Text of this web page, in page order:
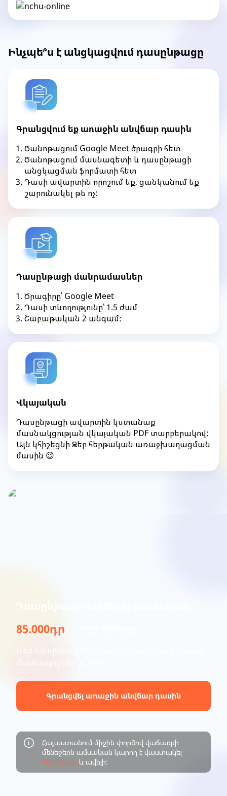
Ինչպե՞ս է անցկացվում դասընթացը
Գրանցվում եք առաջին անվճար դասին
Ծանոթացում Google Meet ծրագրի հետ
Ծանոթացում մասնագետի և դասընթացի
անցկացման ֆորմատի հետ
Դասի ավարտին որոշում եք, ցանկանում եք
շարունակել թե ոչ:
Դասընթացի մանրամասներ
Ծրագիրը՝ Google Meet
Դասի տևողությունը՝ 1.5 ժամ
Շաբաթական 2 անգամ:
Վկայական
Դասընթացի ավարտին կստանաք
մասնակցության վկայական PDF տարբերակով:
Այն կհիշեցնի Ձեր հերթական առաջխաղացման
մասին 😉
85.000դր
Մեր դասընթացները հաջողությամբ ավարտած
Գրանցվել առաջին անվճար դասին
Հայաստանում միջին փորձով վաճառքի
մենեջերն ամսական կարող է վաստակել
300.000դր և ավելի: